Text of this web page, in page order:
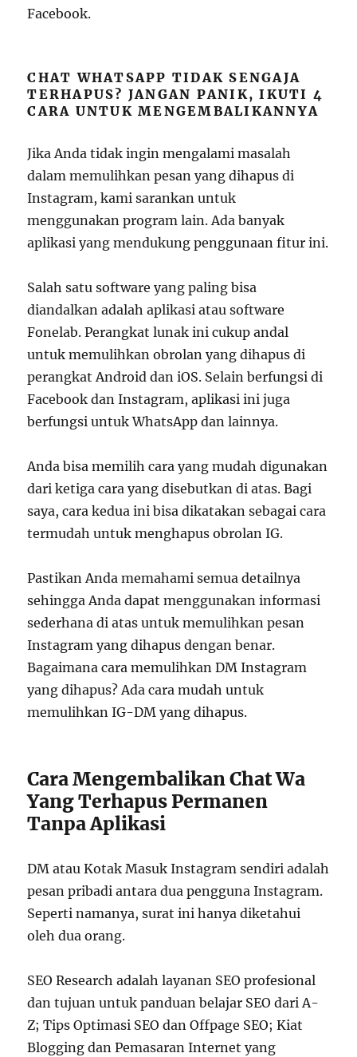
Facebook.
CHAT WHATSAPP TIDAK SENGAJA
TERHAPUS? JANGAN PANIK, IKUTI 4
CARA UNTUK MENGEMBALIKANNYA
Jika Anda tidak ingin mengalami masalah
dalam memulihkan pesan yang dihapus di
Instagram, kami sarankan untuk
menggunakan program lain. Ada banyak
aplikasi yang mendukung penggunaan fitur ini.
Salah satu software yang paling bisa
diandalkan adalah aplikasi atau software
Fonelab. Perangkat lunak ini cukup andal
untuk memulihkan obrolan yang dihapus di
perangkat Android dan iOS. Selain berfungsi di
Facebook dan Instagram, aplikasi ini juga
berfungsi untuk WhatsApp dan lainnya.
Anda bisa memilih cara yang mudah digunakan
dari ketiga cara yang disebutkan di atas. Bagi
saya, cara kedua ini bisa dikatakan sebagai cara
termudah untuk menghapus obrolan IG.
Pastikan Anda memahami semua detailnya
sehingga Anda dapat menggunakan informasi
sederhana di atas untuk memulihkan pesan
Instagram yang dihapus dengan benar.
Bagaimana cara memulihkan DM Instagram
yang dihapus? Ada cara mudah untuk
memulihkan IG-DM yang dihapus.
Cara Mengembalikan Chat Wa
Yang Terhapus Permanen
Tanpa Aplikasi
DM atau Kotak Masuk Instagram sendiri adalah
pesan pribadi antara dua pengguna Instagram.
Seperti namanya, surat ini hanya diketahui
oleh dua orang.
SEO Research adalah layanan SEO profesional
dan tujuan untuk panduan belajar SEO dari A-
Z; Tips Optimasi SEO dan Offpage SEO; Kiat
Blogging dan Pemasaran Internet yang